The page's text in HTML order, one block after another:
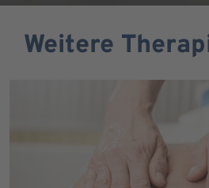
Weitere